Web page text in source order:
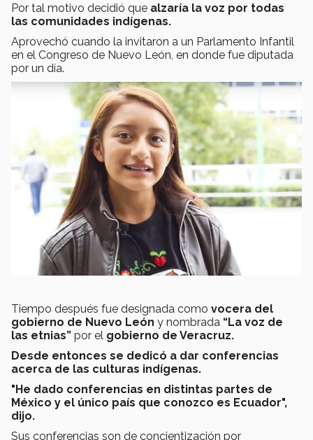
Por tal motivo decidió que alzaría la voz por todas
las comunidades indígenas.
Aprovechó cuando la invitaron a un Parlamento Infantil
en el Congreso de Nuevo León, en donde fue diputada
por un día.
Tiempo después fue designada como vocera del
gobierno de Nuevo León y nombrada “La voz de
las etnias” por el gobierno de Veracruz.
Desde entonces se dedicó a dar conferencias
acerca de las culturas indígenas.
"He dado conferencias en distintas partes de
México y el único país que conozco es Ecuador",
dijo.
Sus conferencias son de concientización por